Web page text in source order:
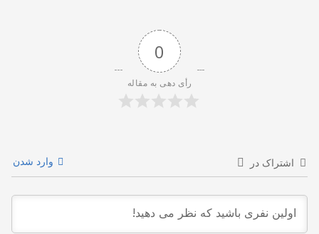
0
رأی دهی به مقاله
اشتراک در وارد شدن